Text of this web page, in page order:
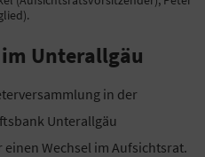
Unterallgäu
in der
Unterallgäu
Wechsel im Aufsichtsrat.